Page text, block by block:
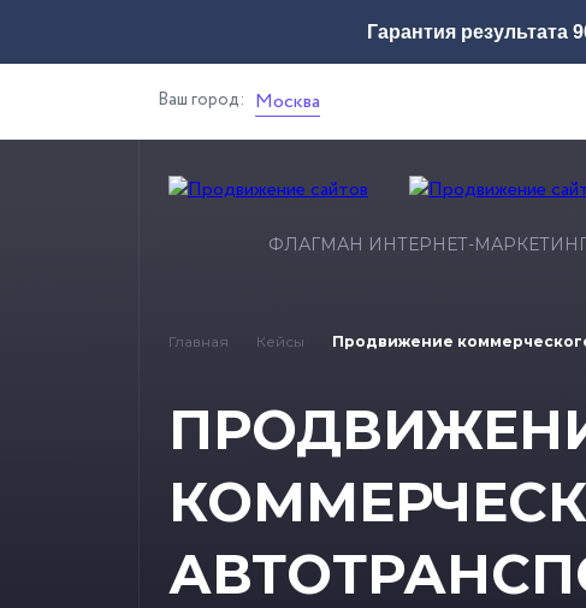
Гарантия результата
Ваш город: Москва
ФЛАГМАН ИНТЕРНЕТ-
Главная Кейсы Продвижение